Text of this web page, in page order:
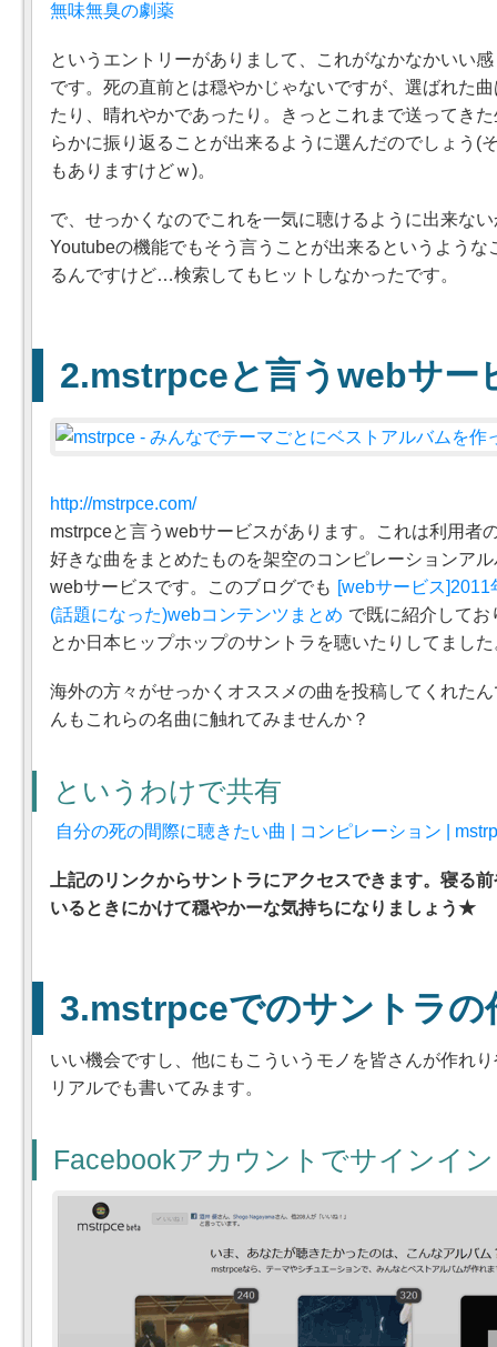
無味無臭の劇薬
というエントリーがありまして、これがなかなかいい
です。死の直前とは穏やかじゃないですが、選ばれた
たり、晴れやかであったり。きっとこれまで送ってき
らかに振り返ることが出来るように選んだのでしょう(
もありますけどｗ)。
で、せっかくなのでこれを一気に聴けるように出来な
Youtubeの機能でもそう言うことが出来るというような
るんですけど…検索してもヒットしなかったです。
mstrpceと言うwebサー
http://mstrpce.com/
mstrpceと言うwebサービスがあります。これは利用者
好きな曲をまとめたものを架空のコンピレーションア
webサービスです。このブログでも [webサービス
(話題になった)webコンテンツまとめ で既に紹介して
とか日本ヒップホップのサントラを聴いたりしてました
海外の方々がせっかくオススメの曲を投稿してくれた
んもこれらの名曲に触れてみませんか？
というわけで共有
自分の死の間際に聴きたい曲 | コンピレーション |
上記のリンクからサントラにアクセスできます。寝る
いるときにかけて穏やかーな気持ちになりましょう★
mstrpceでのサントラの
いい機会ですし、他にもこういうモノを皆さんが作れ
リアルでも書いてみます。
Facebookアカウントでサインイン